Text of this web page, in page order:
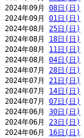
2024年09月 08日(日)
2024年09月 01日(日)
2024年08月 25日(日)
2024年08月 18日(日)
2024年08月 11日(日)
2024年08月 04日(日)
2024年07月 28日(日)
2024年07月 21日(日)
2024年07月 14日(日)
2024年07月 07日(日)
2024年06月 30日(日)
2024年06月 23日(日)
2024年06月 16日(日)